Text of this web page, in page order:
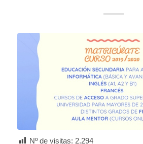
Nº de visitas: 2.294